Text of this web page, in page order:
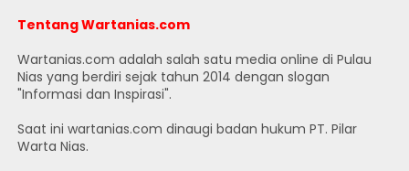
Tentang Wartanias.com
Wartanias.com adalah salah satu media online di Pulau
Nias yang berdiri sejak tahun 2014 dengan slogan
"Informasi dan Inspirasi".
Saat ini wartanias.com dinaugi badan hukum PT. Pilar
Warta Nias.